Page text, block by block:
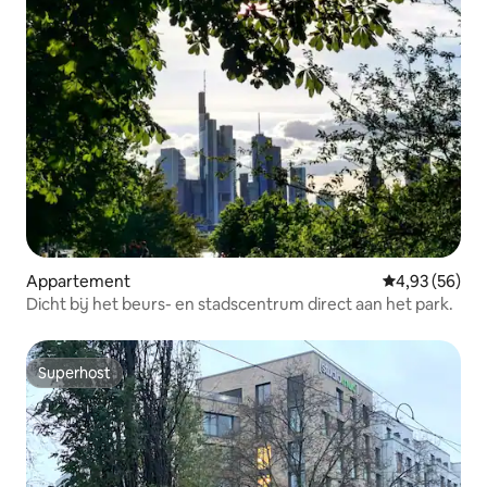
Appartement Gemiddelde
4,93 (56)
Dicht bij het beurs- en stadscentrum direct aan het park.
Superhost
Superhost